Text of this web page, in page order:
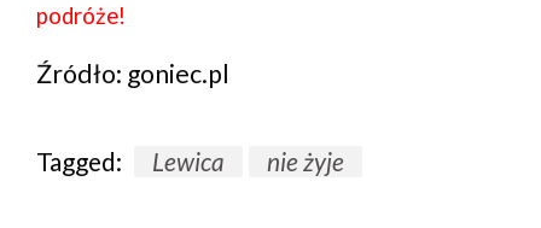
podróże!
Źródło: goniec.pl
Tagged: Lewica nie żyje